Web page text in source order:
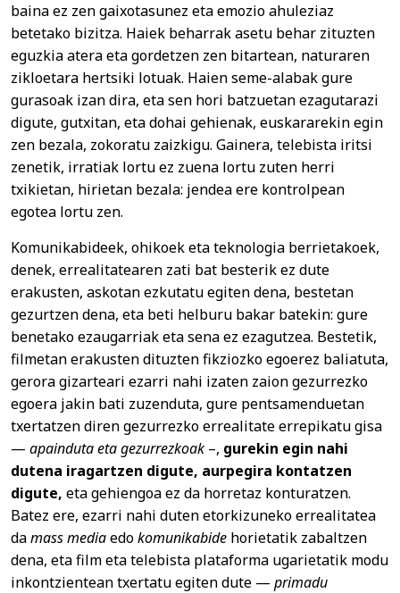
baina ez zen gaixotasunez eta emozio ahuleziaz
betetako bizitza. Haiek beharrak asetu behar zituzten
eguzkia atera eta gordetzen zen bitartean, naturaren
zikloetara hertsiki lotuak. Haien seme-alabak gure
gurasoak izan dira, eta sen hori batzuetan ezagutarazi
digute, gutxitan, eta dohai gehienak, euskararekin egin
zen bezala, zokoratu zaizkigu. Gainera, telebista iritsi
zenetik, irratiak lortu ez zuena lortu zuten herri
txikietan, hirietan bezala: jendea ere kontrolpean
egotea lortu zen.
Komunikabideek, ohikoek eta teknologia berrietakoek,
denek, errealitatearen zati bat besterik ez dute
erakusten, askotan ezkutatu egiten dena, bestetan
gezurtzen dena, eta beti helburu bakar batekin: gure
benetako ezaugarriak eta sena ez ezagutzea. Bestetik,
filmetan erakusten dituzten fikziozko egoerez baliatuta,
gerora gizarteari ezarri nahi izaten zaion gezurrezko
egoera jakin bati zuzenduta, gure pentsamenduetan
txertatzen diren gezurrezko errealitate errepikatu gisa
— apainduta eta gezurrezkoak –, gurekin egin nahi
dutena iragartzen digute, aurpegira kontatzen
digute, eta gehiengoa ez da horretaz konturatzen.
Batez ere, ezarri nahi duten etorkizuneko errealitatea
damass mediaedokomunikabide horietatik zabaltzen
dena, eta film eta telebista plataforma ugarietatik modu
inkontzientean txertatu egiten dute — primadu